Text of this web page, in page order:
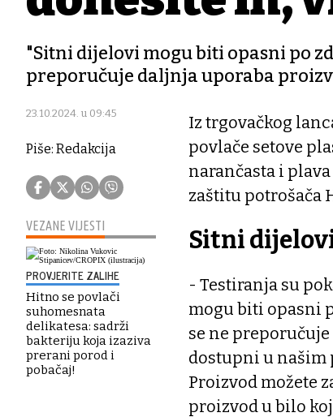
"Sitni dijelovi mogu biti opasni po
preporučuje daljnja uporaba
23.10.2024. u 09:45
Piše: Redakcija
VEZANE VIJESTI
PROVJERITE ZALIHE
Hitno se povlači
suhomesnata
delikatesa: sadrži
bakteriju koja izaziva
prerani porod i
pobačaj!
Iz trgovačkog
povlače setove
narančasta i
zaštitu potrošača
Sitni
- Testiranja su
mogu biti opasni
se ne
dostupni u našim
Proizvod možete
proizvod u bilo